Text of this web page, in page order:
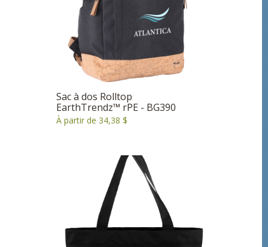
Sac à dos Rolltop
EarthTrendz™ rPE - BG390
À partir de 34,38 $